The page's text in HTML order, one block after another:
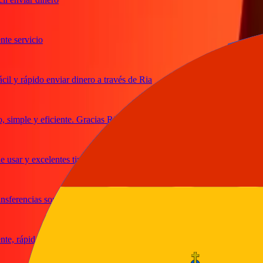
enviar dinero a través de Ria
y eficiente. Gracias Ria
y excelentes tipos de cambio
son rápidas y seguras
y confiable